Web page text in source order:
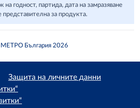
на годност, партида, дата на замразяване
представителна за продукта.
България 2026
Защита на личните данни